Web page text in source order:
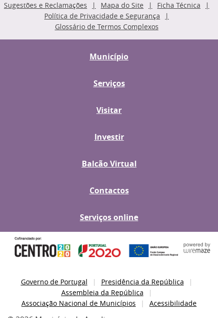
Sugestões e Reclamações Mapa do Site
Ficha Técnica
Política de Privacidade e Segurança
Glossário de Termos Complexos
Município
Serviços
Visitar
Investir
Balcão Virtual
Contactos
Serviços online
Governo de Portugal
Presidência da República
Assembleia da República
Associação Nacional de Municípios
Acessibilidade